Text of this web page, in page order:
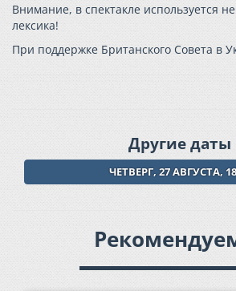
Внимание, в спектакле используется
лексика!
При поддержке Британского Совета в
Другие даты
ЧЕТВЕРГ, 27 АВГУСТА,